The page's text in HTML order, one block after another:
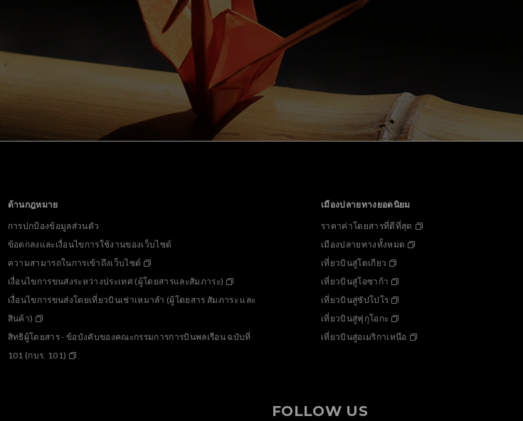
ด้านกฎหมาย
การปกป้องข้อมูลส่วนตัว
ข้อตกลงและเงื่อนไขการใช้งานของเว็บไซต์
ความสามารถในการเข้าถึงเว็บไซต์
เงื่อนไขการขนส่งระหว่างประเทศ (ผู้โดยสารและสัมภาระ)
เงื่อนไขการขนส่งโดยเที่ยวบินเช่าเหมาลำ (ผู้โดยสาร สัมภาระ และ
สินค้า)
สิทธิผู้โดยสาร - ข้อบังคับของคณะกรรมการการบินพลเรือน ฉบับที่
101 (กบร. 101)
เมืองปลายทางยอดนิยม
ราคาค่าโดยสารที่ดีที่สุด
เมืองปลายทางทั้งหมด
เที่ยวบินสู่โตเกียว
เที่ยวบินสู่โอซาก้า
เที่ยวบินสู่ซัปโปโร
เที่ยวบินสู่ฟุกุโอกะ
เที่ยวบินสู่อเมริกาเหนือ
FOLLOW US